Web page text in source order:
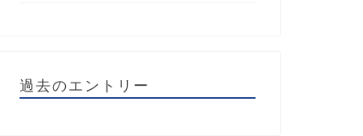
過去のエントリー